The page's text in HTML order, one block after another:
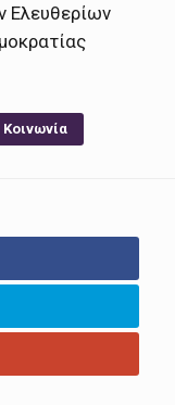
Ελευθερίων
Κοινωνία